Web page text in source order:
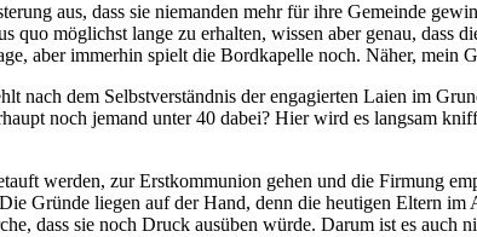
aus, dass sie niemanden mehr für ihre Gemeinde
möglichst lange zu erhalten, wissen aber genau, dass
aber immerhin spielt die Bordkapelle noch. Näher, mein
dem Selbstverständnis der engagierten Laien im
noch jemand unter 40 dabei? Hier wird es langsam
werden, zur Erstkommunion gehen und die Firmung
Gründe liegen auf der Hand, denn die heutigen Eltern
dass sie noch Druck ausüben würde. Darum ist es auch